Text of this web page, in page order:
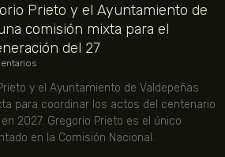
Prieto y el Ayuntamiento de
comisión mixta para el
del 27
y el Ayuntamiento de Valdepeñas
para coordinar los actos del centenario
2027. Gregorio Prieto es el único
en la Comisión Nacional.